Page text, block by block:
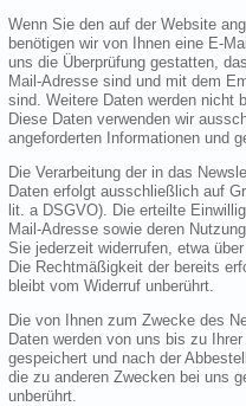
Wenn Sie den auf der Website
benötigen wir von Ihnen eine E-
uns die Überprüfung gestatten,
Mail-Adresse sind und mit dem
sind. Weitere Daten werden nicht
Diese Daten verwenden wir
angeforderten Informationen und
Die Verarbeitung der in das
Daten erfolgt ausschließlich auf
lit. a DSGVO). Die erteilte
Mail-Adresse sowie deren
Sie jederzeit widerrufen, etwa
Die Rechtmäßigkeit der bereits
bleibt vom Widerruf unberührt.
Die von Ihnen zum Zwecke des
Daten werden von uns bis zu
gespeichert und nach der
die zu anderen Zwecken bei uns
unberührt.